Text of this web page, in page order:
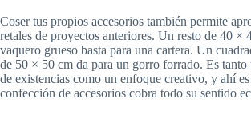
Coser tus propios accesorios también permite
retales de proyectos anteriores. Un resto de 40 ×
vaquero grueso basta para una cartera. Un
de 50 × 50 cm da para un gorro forrado. Es tanto
de existencias como un enfoque creativo, y ahí
confección de accesorios cobra todo su sentido